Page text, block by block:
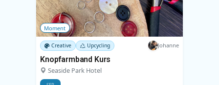
Moment
Creative Upcycling Johanne
Knopfarmband Kurs
Seaside Park Hotel